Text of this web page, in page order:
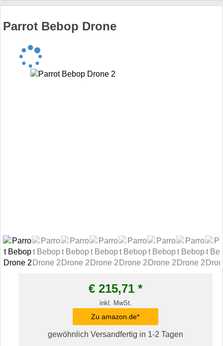
Parrot Bebop Drone
€ 215,71 *
inkl. MwSt.
Zu amazon.de*
gewöhnlich Versandfertig in 1-2 Tagen